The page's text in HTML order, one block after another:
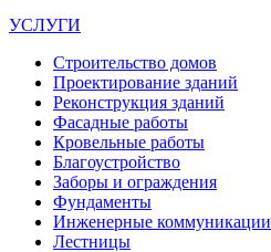
УСЛУГИ
Строительство домов
Проектирование зданий
Реконструкция зданий
Фасадные работы
Кровельные работы
Благоустройство
Заборы и ограждения
Фундаменты
Инженерные коммуникации
Лестницы